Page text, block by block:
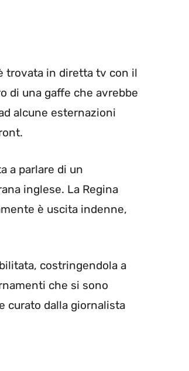
trovata in diretta tv con il
di una gaffe che avrebbe
alcune esternazioni
a parlare di un
inglese. La Regina
è uscita indenne,
costringendola a
che si sono
curato dalla giornalista